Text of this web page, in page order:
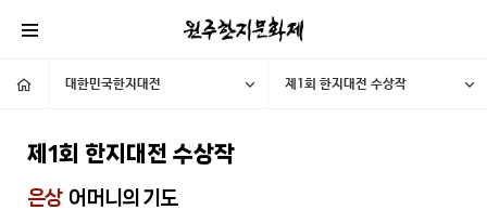
대한민국한지대전 제1회 한지대전 수상작
제1회 한지대전 수상작
은상어머니의 기도